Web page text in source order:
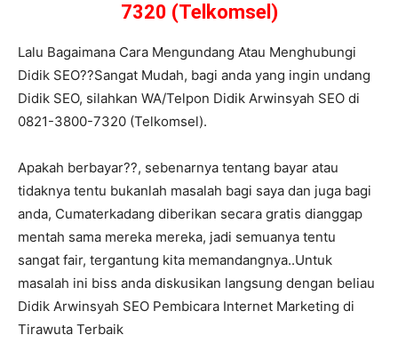
7320 (Telkomsel)
Lalu Bagaimana Cara Mengundang Atau Menghubungi
Didik SEO??Sangat Mudah, bagi anda yang ingin undang
Didik SEO, silahkan WA/Telpon Didik Arwinsyah SEO di
0821-3800-7320 (Telkomsel).
Apakah berbayar??, sebenarnya tentang bayar atau
tidaknya tentu bukanlah masalah bagi saya dan juga bagi
anda, Cumaterkadang diberikan secara gratis dianggap
mentah sama mereka mereka, jadi semuanya tentu
sangat fair, tergantung kita memandangnya..Untuk
masalah ini biss anda diskusikan langsung dengan beliau
Didik Arwinsyah SEO Pembicara Internet Marketing di
Tirawuta Terbaik